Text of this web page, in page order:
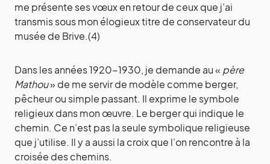
me présente ses vœux en retour de ceux que j’ai
transmis sous mon élogieux titre de conservateur du
musée de Brive.(4)
Dans les années 1920-1930, je demande au « père
Mathou» de me servir de modèle comme berger,
pêcheur ou simple passant. Il exprime le symbole
religieux dans mon œuvre. Le berger qui indique le
chemin. Ce n’est pas la seule symbolique religieuse
que j’utilise. Il y a aussi la croix que l’on rencontre à la
croisée des chemins.